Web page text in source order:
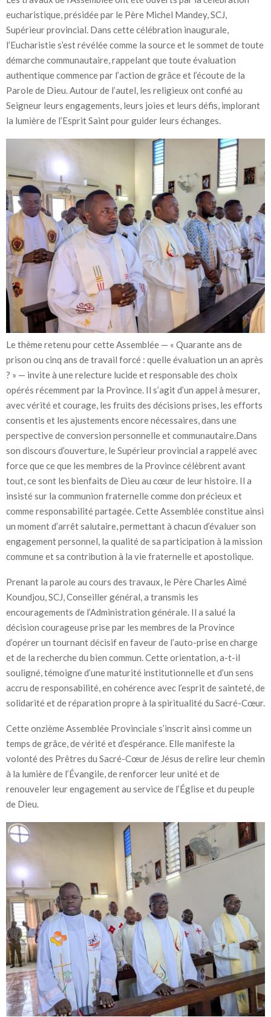
eucharistique, présidée par le Père Michel Mandey, SCJ,
Supérieur provincial. Dans cette célébration inaugurale,
l’Eucharistie s’est révélée comme la source et le sommet de toute
démarche communautaire, rappelant que toute évaluation
authentique commence par l’action de grâce et l’écoute de la
Parole de Dieu. Autour de l’autel, les religieux ont confié au
Seigneur leurs engagements, leurs joies et leurs défis, implorant
la lumière de l’Esprit Saint pour guider leurs échanges.
Le thème retenu pour cette Assemblée — « Quarante ans de
prison ou cinq ans de travail forcé : quelle évaluation un an après
? » — invite à une relecture lucide et responsable des choix
opérés récemment par la Province. Il s’agit d’un appel à mesurer,
avec vérité et courage, les fruits des décisions prises, les efforts
consentis et les ajustements encore nécessaires, dans une
perspective de conversion personnelle et communautaire.Dans
son discours d’ouverture, le Supérieur provincial a rappelé avec
force que ce que les membres de la Province célèbrent avant
tout, ce sont les bienfaits de Dieu au cœur de leur histoire. Il a
insisté sur la communion fraternelle comme don précieux et
comme responsabilité partagée. Cette Assemblée constitue ainsi
un moment d’arrêt salutaire, permettant à chacun d’évaluer son
engagement personnel, la qualité de sa participation à la mission
commune et sa contribution à la vie fraternelle et apostolique.
Prenant la parole au cours des travaux, le Père Charles Aimé
Koundjou, SCJ, Conseiller général, a transmis les
encouragements de l’Administration générale. Il a salué la
décision courageuse prise par les membres de la Province
d’opérer un tournant décisif en faveur de l’auto-prise en charge
et de la recherche du bien commun. Cette orientation, a-t-il
souligné, témoigne d’une maturité institutionnelle et d’un sens
accru de responsabilité, en cohérence avec l’esprit de sainteté, de
solidarité et de réparation propre à la spiritualité du Sacré-Cœur.
Cette onzième Assemblée Provinciale s’inscrit ainsi comme un
temps de grâce, de vérité et d’espérance. Elle manifeste la
volonté des Prêtres du Sacré-Cœur de Jésus de relire leur chemin
à la lumière de l’Évangile, de renforcer leur unité et de
renouveler leur engagement au service de l’Église et du peuple
de Dieu.